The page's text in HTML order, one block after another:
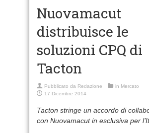
Nuovamacut
distribuisce le
soluzioni CPQ di
Tacton
Pubblicato da Redazione in Mercato
17 Dicembre 2014
Tacton stringe un accordo di
con Nuovamacut in esclusiva per